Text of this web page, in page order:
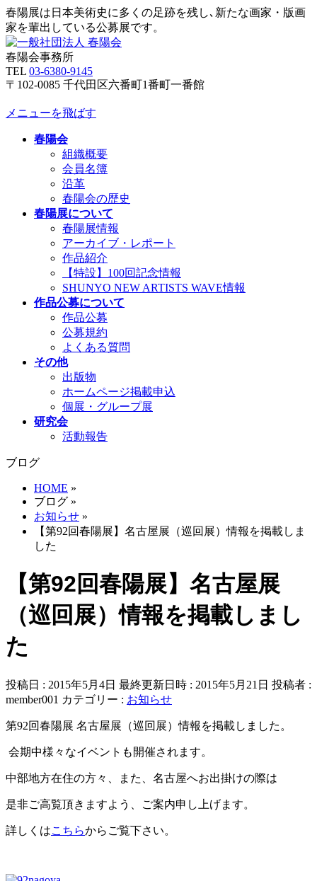
春陽展は日本美術史に多くの足跡を残し､新たな画家・版画
家を輩出している公募展です。
春陽会事務所
TEL 03-6380-9145
〒102-0085 千代田区六番町1番町一番館
メニューを飛ばす
春陽会
組織概要
会員名簿
沿革
春陽会の歴史
春陽展について
春陽展情報
アーカイブ・レポート
作品紹介
【特設】100回記念情報
SHUNYO NEW ARTISTS WAVE情報
作品公募について
作品公募
公募規約
よくある質問
その他
出版物
ホームページ掲載申込
個展・グループ展
研究会
活動報告
ブログ
HOME »
ブログ »
お知らせ »
【第92回春陽展】名古屋展（巡回展）情報を掲載しま
した
【第92回春陽展】名古屋展
（巡回展）情報を掲載しまし
た
投稿日 : 2015年5月4日 最終更新日時 : 2015年5月21日 投稿者 :
member001 カテゴリー : お知らせ
第92回春陽展 名古屋展（巡回展）情報を掲載しました。
会期中様々なイベントも開催されます。
中部地方在住の方々、また、名古屋へお出掛けの際は
是非ご高覧頂きますよう、ご案内申し上げます。
詳しくはこちらからご覧下さい。